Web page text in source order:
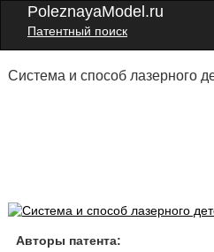
PoleznayaModel.ru
Патентный поиск
Система и способ лазерного
Авторы патента: